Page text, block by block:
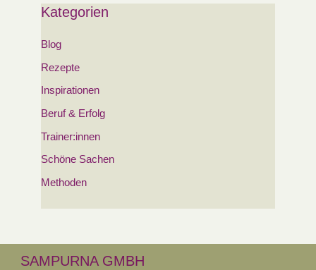
Kategorien
Blog
Rezepte
Inspirationen
Beruf & Erfolg
Trainer:innen
Schöne Sachen
Methoden
SAMPURNA GMBH